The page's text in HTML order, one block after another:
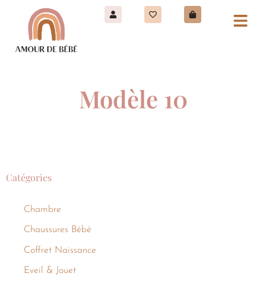
Modèle 10
Catégories
Chambre
Chaussures Bébé
Coffret Naissance
Eveil & Jouet